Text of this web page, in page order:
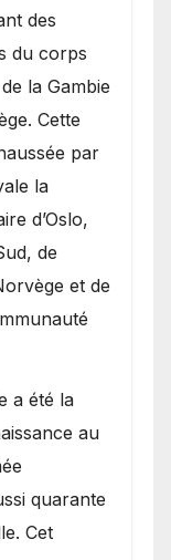
des
du corps
la Gambie
Cette
par
la
d’Oslo,
de
et de
a été la
au
quarante
Cet